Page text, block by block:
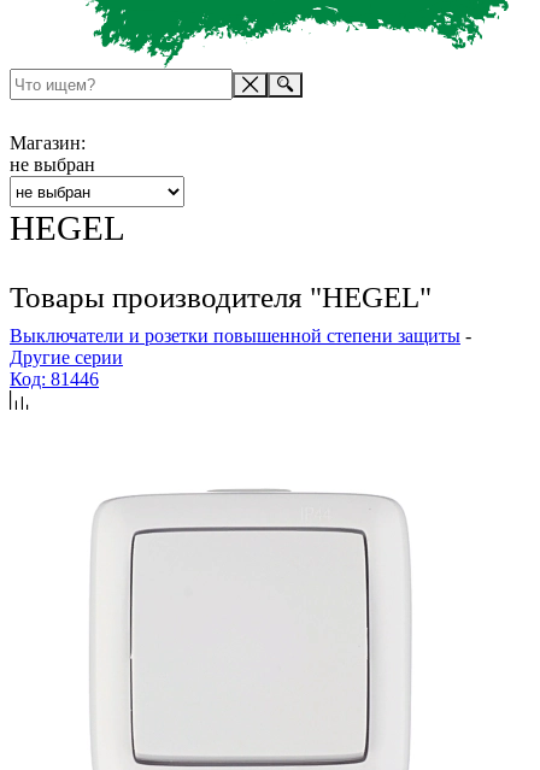
Магазин:
не выбран
HEGEL
Товары производителя "HEGEL"
Выключатели и розетки повышенной степени защиты -
Другие серии
Код: 81446